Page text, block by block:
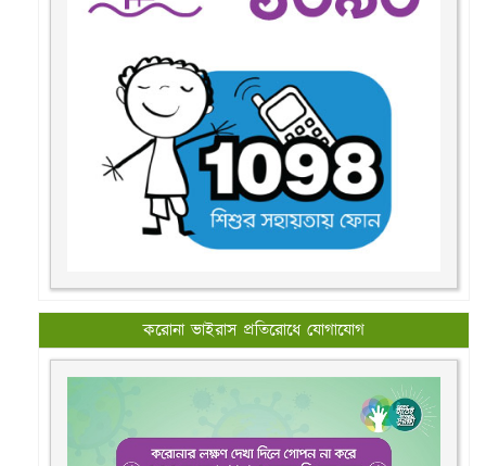
করোনা ভাইরাস প্রতিরোধে যোগাযোগ